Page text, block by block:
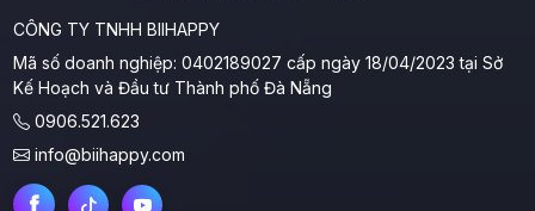
CÔNG TY TNHH BIIHAPPY
Mã số doanh nghiệp: 0402189027 cấp ngày 18/04/2023 tại Sở
Kế Hoạch và Đầu tư Thành phố Đà Nẵng
0906.521.623
info@biihappy.com